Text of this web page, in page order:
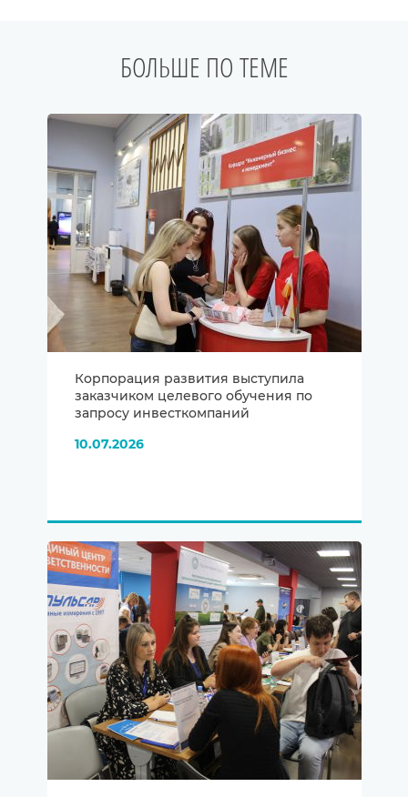
БОЛЬШЕ ПО ТЕМЕ
Корпорация развития выступила
заказчиком целевого обучения по
запросу инвесткомпаний
10.07.2026